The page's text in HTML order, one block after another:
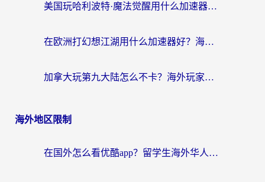
美国玩哈利波特·魔法觉醒用什么加速器？告别延迟的终极指南（含免费QQ炫舞方案+印尼妄想山海秘籍）
在欧洲打幻想江湖用什么加速器好？海外玩家国服游戏畅玩指南
加拿大玩第九大陆怎么不卡？海外玩家国服游戏加速全攻略（附足球世界萤火突击实测）
海外地区限制
在国外怎么看优酷app？留学生海外华人必看的无限制追剧指南